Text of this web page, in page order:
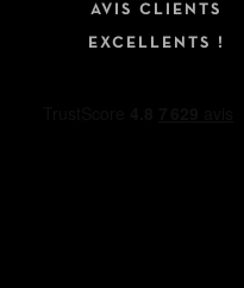
AVIS CLIENTS
EXCELLENTS !